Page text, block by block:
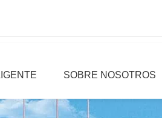
SOBRE NOSOTROS